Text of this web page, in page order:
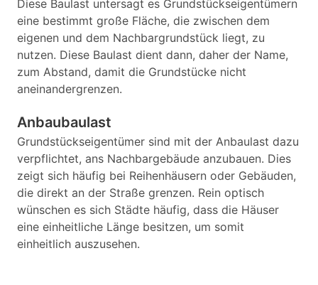
Diese Baulast untersagt es Grundstückseigentümern
eine bestimmt große Fläche, die zwischen dem
eigenen und dem Nachbargrundstück liegt, zu
nutzen. Diese Baulast dient dann, daher der Name,
zum Abstand, damit die Grundstücke nicht
aneinandergrenzen.
Anbaubaulast
Grundstückseigentümer sind mit der Anbaulast dazu
verpflichtet, ans Nachbargebäude anzubauen. Dies
zeigt sich häufig bei Reihenhäusern oder Gebäuden,
die direkt an der Straße grenzen. Rein optisch
wünschen es sich Städte häufig, dass die Häuser
eine einheitliche Länge besitzen, um somit
einheitlich auszusehen.